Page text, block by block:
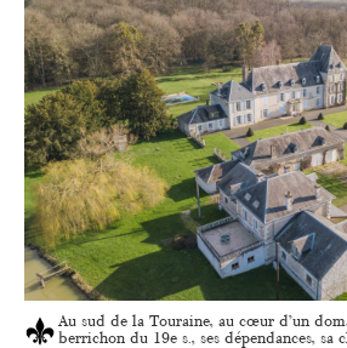
Au sud de la Touraine, au cœur d’un
berrichon du 19e s., ses dépendances, sa